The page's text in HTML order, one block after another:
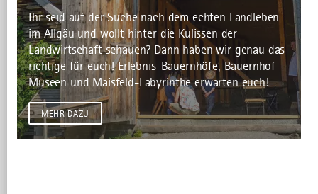
Ihr seid auf der Suche nach dem echten Landleben
im Allgäu und wollt hinter die Kulissen der
Landwirtschaft schauen? Dann haben wir genau das
richtige für euch! Erlebnis-Bauernhöfe, Bauernhof-
Museen und Maisfeld-Labyrinthe erwarten euch!
MEHR DAZU